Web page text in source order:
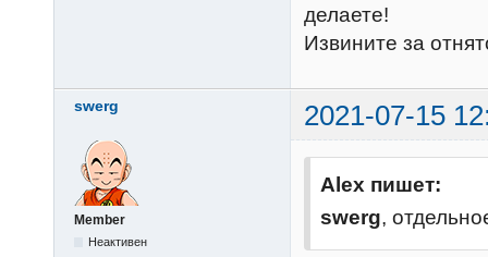
делаете!
Извините за
swerg 2021-07-15
Member
Неактивен
Alex пишет:
swerg,